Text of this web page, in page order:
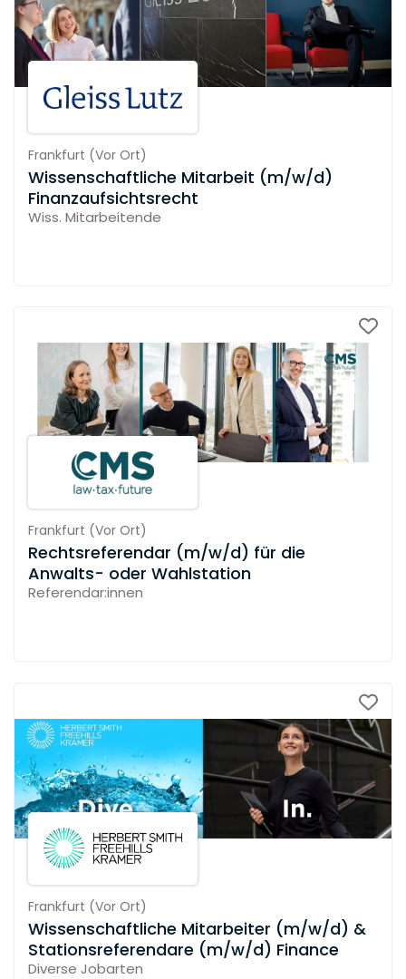
Frankfurt (Vor Ort)
Wissenschaftliche Mitarbeit (m/w/d)
Finanzaufsichtsrecht
Wiss. Mitarbeitende
Frankfurt (Vor Ort)
Rechtsreferendar (m/w/d) für die
Anwalts- oder Wahlstation
Referendar:innen
Frankfurt (Vor Ort)
Wissenschaftliche Mitarbeiter (m/w/d) &
Stationsreferendare (m/w/d) Finance
Diverse Jobarten